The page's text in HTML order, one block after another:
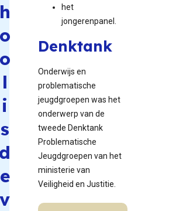
l
i
s
e
v
het
jongerenpanel.
Denktank
Onderwijs en
problematische
jeugdgroepen was het
onderwerp van de
tweede Denktank
Problematische
Jeugdgroepen van het
ministerie van
Veiligheid en Justitie.